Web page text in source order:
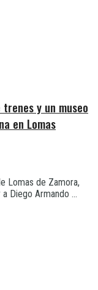
y un museo
en Lomas
Lomas de Zamora,
Diego Armando ...